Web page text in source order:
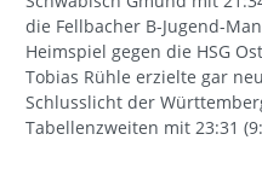
die Fellbacher B-Jugend-
Heimspiel gegen die HSG
Tobias Rühle erzielte gar
Schlusslicht der
Tabellenzweiten mit 23:31